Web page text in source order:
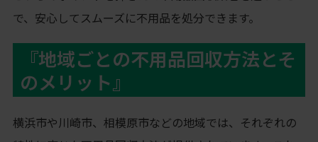
で、安心してスムーズに不用品を処分できます。
『地域ごとの不用品回収方法とそ
のメリット』
横浜市や川崎市、相模原市などの地域では、それぞれの